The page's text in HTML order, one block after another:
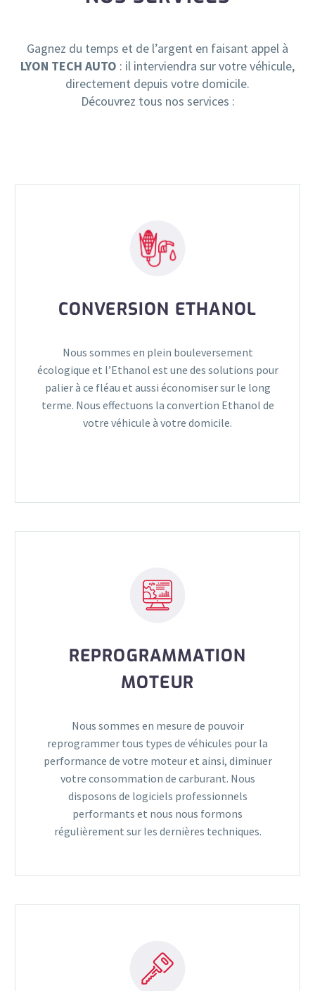
Gagnez du temps et de l’argent en faisant appel à
LYON TECH AUTO : il interviendra sur votre véhicule,
directement depuis votre domicile.
Découvrez tous nos services :
CONVERSION ETHANOL
Nous sommes en plein bouleversement
écologique et l’Ethanol est une des solutions pour
palier à ce fléau et aussi économiser sur le long
terme. Nous effectuons la convertion Ethanol de
votre véhicule à votre domicile.
REPROGRAMMATION
MOTEUR
Nous sommes en mesure de pouvoir
reprogrammer tous types de véhicules pour la
performance de votre moteur et ainsi, diminuer
votre consommation de carburant. Nous
disposons de logiciels professionnels
performants et nous nous formons
régulièrement sur les dernières techniques.